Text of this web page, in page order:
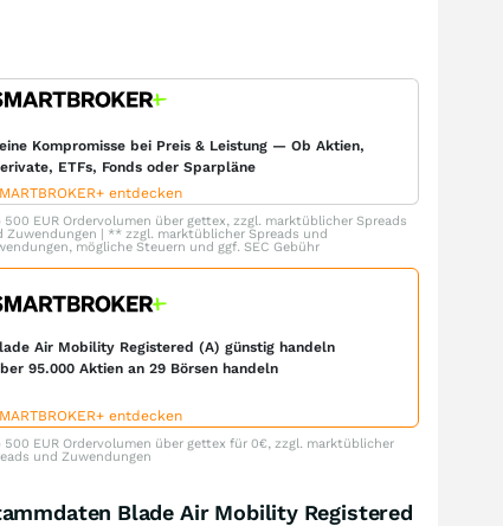
Kompromisse bei Preis & Leistung — Ob Aktien,
ETFs, Fonds oder Sparpläne
entdecken
500 EUR Ordervolumen über gettex, zzgl. marktüblicher Spreads
Zuwendungen | ** zzgl. marktüblicher Spreads und
mögliche Steuern und ggf. SEC Gebühr
Air Mobility Registered (A) günstig handeln
95.000 Aktien an 29 Börsen handeln
entdecken
500 EUR Ordervolumen über gettex für 0€, zzgl. marktüblicher
und Zuwendungen
Blade Air Mobility Registered